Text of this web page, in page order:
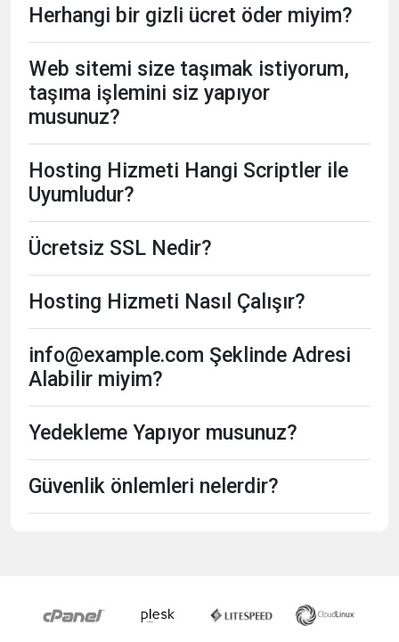
Herhangi bir gizli ücret öder miyim?
Web sitemi size taşımak istiyorum,
taşıma işlemini siz yapıyor
musunuz?
Hosting Hizmeti Hangi Scriptler ile
Uyumludur?
Ücretsiz SSL Nedir?
Hosting Hizmeti Nasıl Çalışır?
info@example.com Şeklinde Adresi
Alabilir miyim?
Yedekleme Yapıyor musunuz?
Güvenlik önlemleri nelerdir?